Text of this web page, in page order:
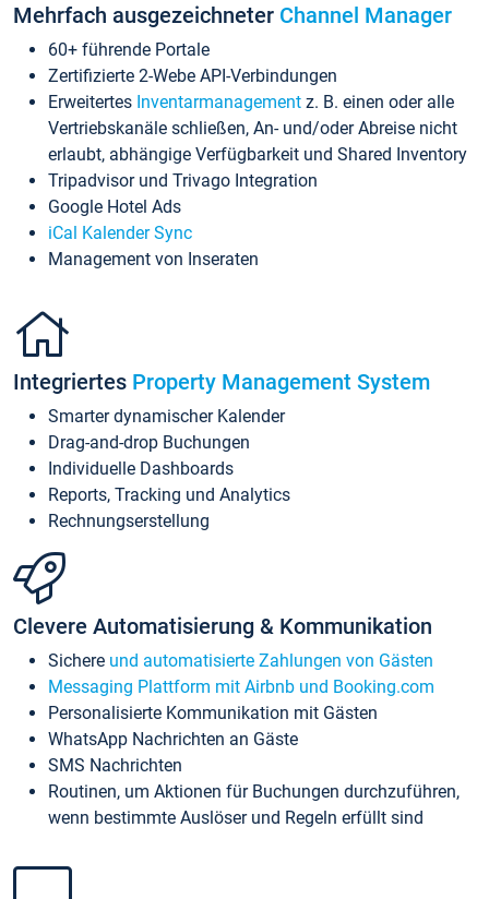
Mehrfach ausgezeichneter Channel Manager
60+ führende Portale
Zertifizierte 2-Webe API-Verbindungen
Erweitertes Inventarmanagement z. B. einen oder alle
Vertriebskanäle schließen, An- und/oder Abreise nicht
erlaubt, abhängige Verfügbarkeit und Shared Inventory
Tripadvisor und Trivago Integration
Google Hotel Ads
iCal Kalender Sync
Management von Inseraten
Integriertes Property Management System
Smarter dynamischer Kalender
Drag-and-drop Buchungen
Individuelle Dashboards
Reports, Tracking und Analytics
Rechnungserstellung
Clevere Automatisierung & Kommunikation
Sichere und automatisierte Zahlungen von Gästen
Messaging Plattform mit Airbnb und Booking.com
Personalisierte Kommunikation mit Gästen
WhatsApp Nachrichten an Gäste
SMS Nachrichten
Routinen, um Aktionen für Buchungen durchzuführen,
wenn bestimmte Auslöser und Regeln erfüllt sind